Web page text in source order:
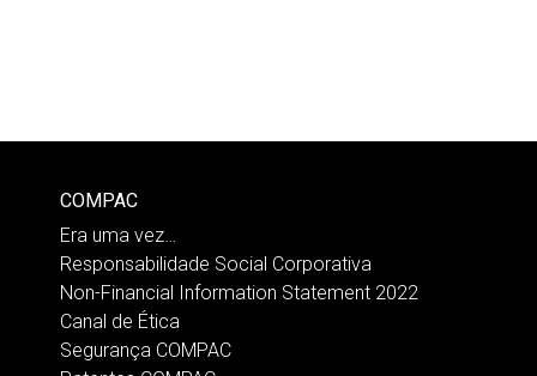
COMPAC
Era uma vez…
Responsabilidade Social Corporativa
Non-Financial Information Statement 2022
Canal de Ética
Segurança COMPAC